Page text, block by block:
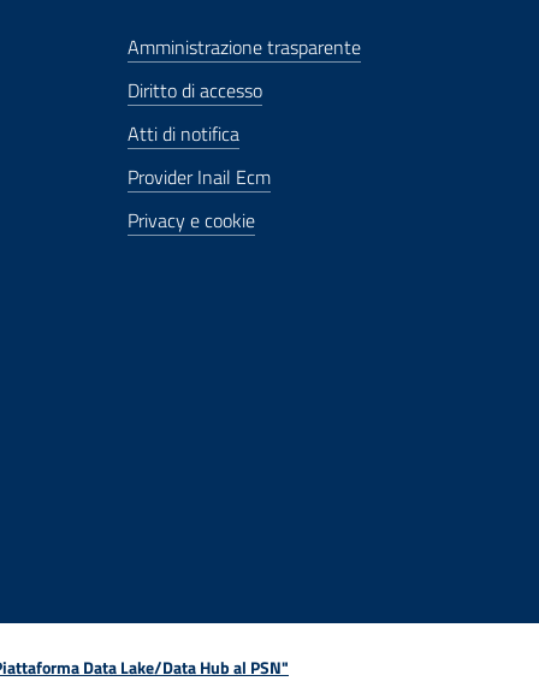
Amministrazione trasparente
Diritto di accesso
Atti di notifica
Provider Inail Ecm
Privacy e cookie
Data Lake/Data Hub al PSN"